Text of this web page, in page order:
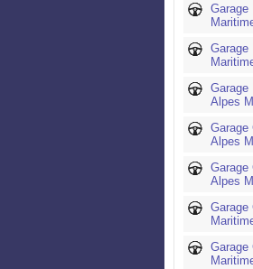
Garage
Garage
Garage
Alpes
Garage
Alpes
Garage
Alpes
Garage
Garage